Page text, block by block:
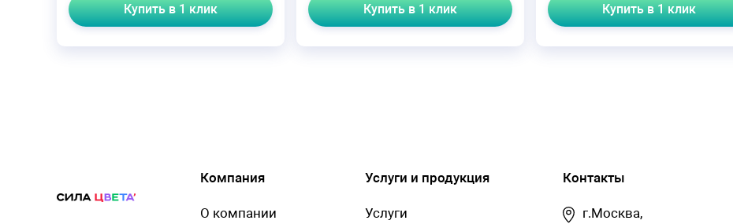
Купить в 1 клик Купить в 1 клик Купить в 1 клик
Компания
О компании
Услуги и продукция
Услуги
Контакты
г.Москва,